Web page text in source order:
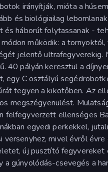
irányítják, mióta a
és biológiailag
háborút folytassanak -
működik: a
jelentő
40 pályán keresztül a
egy C osztályú
tegyen a kikötőben. Az
megszégyenülést.
felfegyverzett ellenséges
egyedi perkekkel,
versenyhez, mivel évről
új pusztító
a gúnyolódás-csevegés a